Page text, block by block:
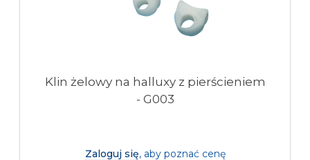
Klin żelowy na halluxy z pierścieniem
- G003
Zaloguj się, aby poznać cenę